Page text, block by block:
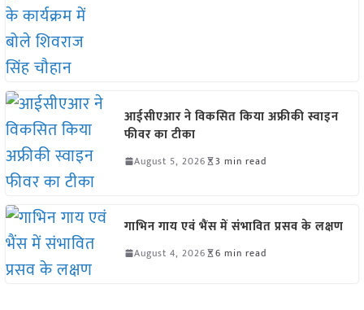
आईसीएआर ने विकसित किया अफ्रीकी स्वाइन
फीवर का टीका
August 5, 2026 3 min read
गाभिन गाय एवं भैंस में संभावित प्रसव के लक्षण
August 4, 2026 6 min read